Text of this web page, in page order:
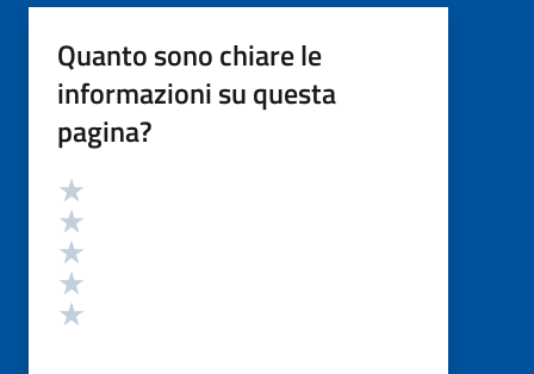
Quanto sono chiare le
informazioni su questa
pagina?
Valutazione